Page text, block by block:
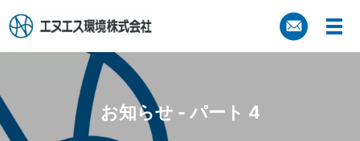
お知らせ - パート 4